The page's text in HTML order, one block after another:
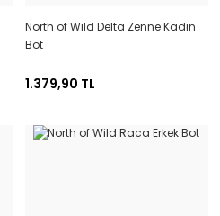
North of Wild Delta Zenne Kadın
Bot
1.379,90 TL